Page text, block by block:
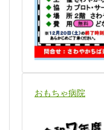
おもちゃ病院